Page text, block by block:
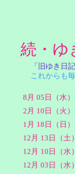
続・ゆ
「旧ゆき日記
これからも
8月 05日（水）
2月 10日（火）
1月 18日（日）
12月 13日（土）
12月 10日（水）
12月 03日（水）